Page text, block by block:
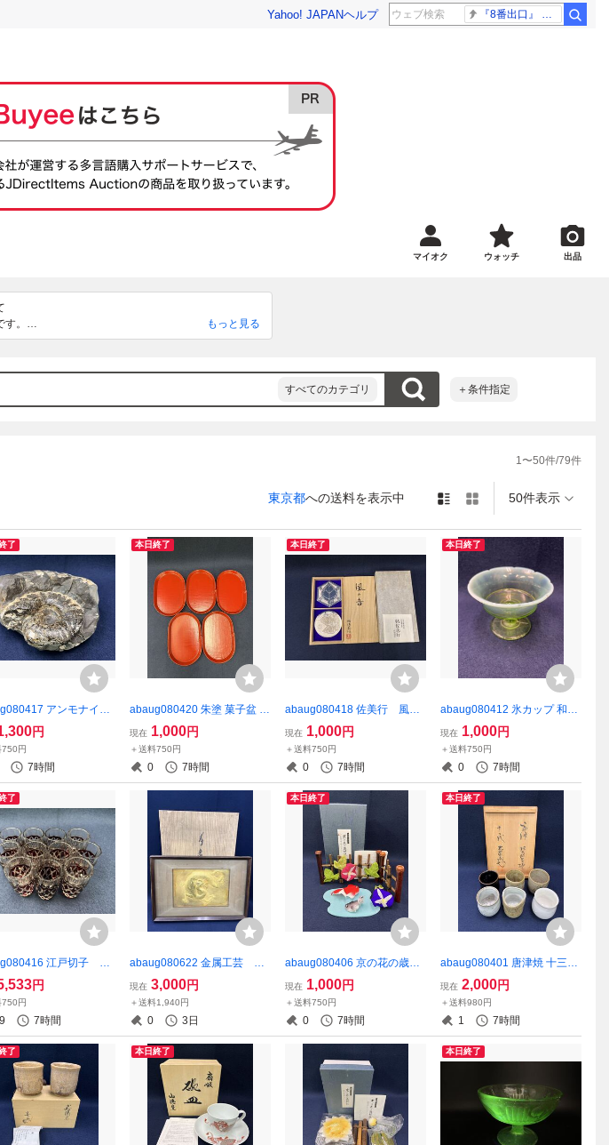
Yahoo! JAPANヘルプ 『8番出口』 金ロー
マイオク ウォッチ 出品
。
際にご連絡ください。
くお待ちください。
ざいます。
もっと見る
すべてのカテゴリ ＋条件指定
1〜50件/79件
東京都への送料を表示中 50件表示
了
アンモナイト
置物 レトロ
円
750円
7時間
本日終了
abaug080420 朱塗 菓子盆 菓
子皿 5客 在銘 漆器
現在 1,000円
＋送料750円
0 7時間
本日終了
abaug080418 佐美行 風の
音 置物 金属工芸
現在 1,000円
＋送料750円
0 7時間
本日終了
abaug080412 氷カップ 和ガ
ラス 昭和レトロ アンティー
ク
現在 1,000円
＋送料750円
0 7時間
了
江戸切子 シ
トグラス 11客 レト
円
750円
7時間
abaug080622 金属工芸 青
竜 額装 干支 置物 彰 作 木箱
やや破損あり
現在 3,000円
＋送料1,940円
0 3日
本日終了
abaug080406 京の花の歳時
記 七月朝顔 置物 郷土
玩具 インテリア
現在 1,000円
＋送料750円
0 7時間
本日終了
abaug080401 唐津焼 十三代
太郎右衛門 湯呑 茶道具 6
客 在銘
現在 2,000円
＋送料980円
1 7時間
了 本日終了 本日終了